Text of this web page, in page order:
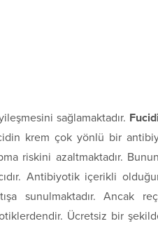
sağlamaktadır.
krem çok yönlü bir
riskini azaltmaktadır.
Antibiyotik içerikli
sunulmaktadır. Ancak
Ücretsiz bir